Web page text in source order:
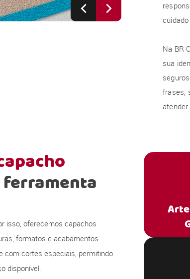
Na BR
sua
frases,
ferramenta
isso, oferecemos capachos
formatos e acabamentos.
com cortes especiais, permitindo
disponível.